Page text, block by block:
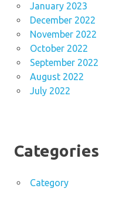
January 2023
December 2022
November 2022
October 2022
September 2022
August 2022
July 2022
Categories
Category